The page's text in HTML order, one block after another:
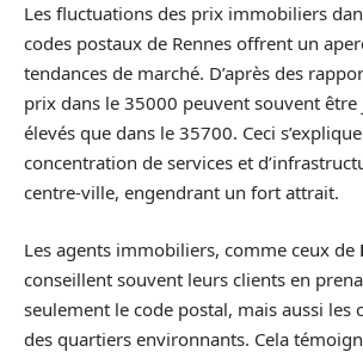
Les fluctuations des prix immobiliers
codes postaux de Rennes offrent un
tendances de marché. D’après des
prix dans le 35000 peuvent souvent être
élevés que dans le 35700. Ceci
concentration de services et
centre-ville, engendrant un fort attrait.
Les agents immobiliers, comme ceux de
conseillent souvent leurs clients en
seulement le code postal, mais aussi les
des quartiers environnants. Cela